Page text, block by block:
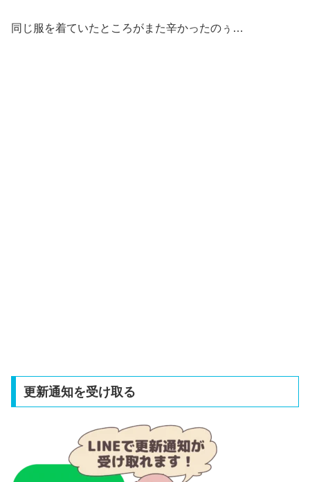
同じ服を着ていたところがまた辛かったのぅ…
更新通知を受け取る